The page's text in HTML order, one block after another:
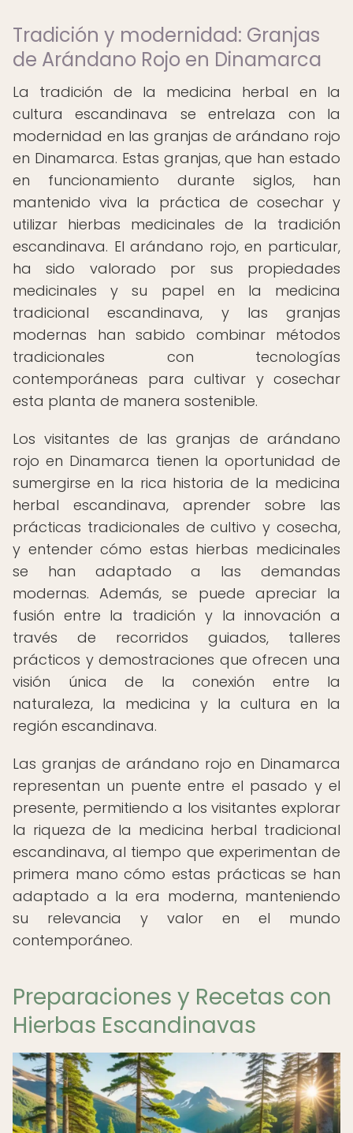
Tradición y modernidad: Granjas
de Arándano Rojo en Dinamarca
La tradición de la medicina herbal en la
cultura escandinava se entrelaza con la
modernidad en las granjas de arándano rojo
en Dinamarca. Estas granjas, que han estado
en funcionamiento durante siglos, han
mantenido viva la práctica de cosechar y
utilizar hierbas medicinales de la tradición
escandinava. El arándano rojo, en particular,
ha sido valorado por sus propiedades
medicinales y su papel en la medicina
tradicional escandinava, y las granjas
modernas han sabido combinar métodos
tradicionales con tecnologías
contemporáneas para cultivar y cosechar
esta planta de manera sostenible.
Los visitantes de las granjas de arándano
rojo en Dinamarca tienen la oportunidad de
sumergirse en la rica historia de la medicina
herbal escandinava, aprender sobre las
prácticas tradicionales de cultivo y cosecha,
y entender cómo estas hierbas medicinales
se han adaptado a las demandas
modernas. Además, se puede apreciar la
fusión entre la tradición y la innovación a
través de recorridos guiados, talleres
prácticos y demostraciones que ofrecen una
visión única de la conexión entre la
naturaleza, la medicina y la cultura en la
región escandinava.
Las granjas de arándano rojo en Dinamarca
representan un puente entre el pasado y el
presente, permitiendo a los visitantes explorar
la riqueza de la medicina herbal tradicional
escandinava, al tiempo que experimentan de
primera mano cómo estas prácticas se han
adaptado a la era moderna, manteniendo
su relevancia y valor en el mundo
contemporáneo.
Preparaciones y Recetas con
Hierbas Escandinavas